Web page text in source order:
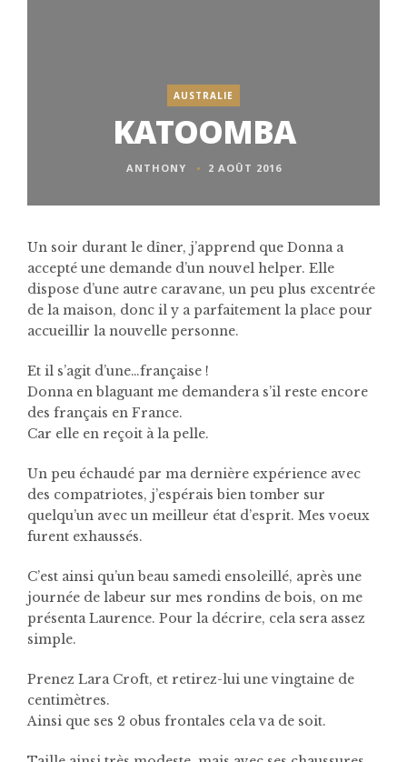
AUSTRALIE
KATOOMBA
ANTHONY 2 AOÛT 2016
Un soir durant le dîner, j’apprend que Donna a
accepté une demande d’un nouvel helper. Elle
dispose d’une autre caravane, un peu plus excentrée
de la maison, donc il y a parfaitement la place pour
accueillir la nouvelle personne.
Et il s’agit d’une…française !
Donna en blaguant me demandera s’il reste encore
des français en France.
Car elle en reçoit à la pelle.
Un peu échaudé par ma dernière expérience avec
des compatriotes, j’espérais bien tomber sur
quelqu’un avec un meilleur état d’esprit. Mes voeux
furent exhaussés.
C’est ainsi qu’un beau samedi ensoleillé, après une
journée de labeur sur mes rondins de bois, on me
présenta Laurence. Pour la décrire, cela sera assez
simple.
Prenez Lara Croft, et retirez-lui une vingtaine de
centimètres.
Ainsi que ses 2 obus frontales cela va de soit.